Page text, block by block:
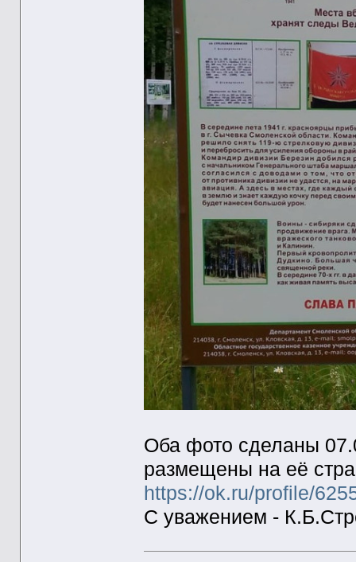
Оба фото сделаны
размещены на её
https://ok.ru/profile/
С уважением -